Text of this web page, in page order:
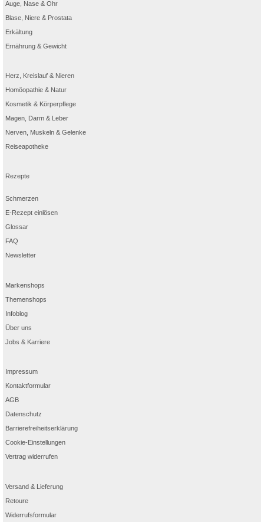
Auge, Nase & Ohr
Blase, Niere & Prostata
Erkältung
Ernährung & Gewicht
Herz, Kreislauf & Nieren
Homöopathie & Natur
Kosmetik & Körperpflege
Magen, Darm & Leber
Nerven, Muskeln & Gelenke
Reiseapotheke
Rezepte
Schmerzen
E-Rezept einlösen
Glossar
FAQ
Newsletter
Markenshops
Themenshops
Infoblog
Über uns
Jobs & Karriere
Impressum
Kontaktformular
AGB
Datenschutz
Barrierefreiheitserklärung
Cookie-Einstellungen
Vertrag widerrufen
Versand & Lieferung
Retoure
Widerrufsformular